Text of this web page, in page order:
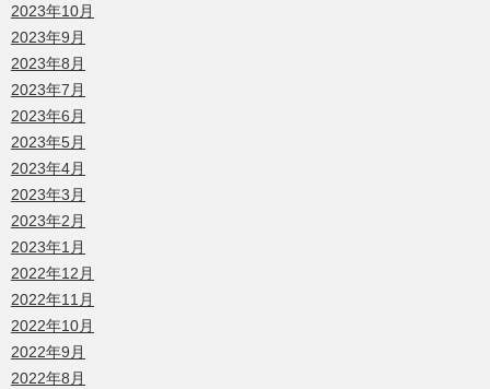
2023年10月
2023年9月
2023年8月
2023年7月
2023年6月
2023年5月
2023年4月
2023年3月
2023年2月
2023年1月
2022年12月
2022年11月
2022年10月
2022年9月
2022年8月